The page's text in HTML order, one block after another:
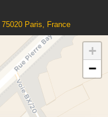
Paris, France
+
−